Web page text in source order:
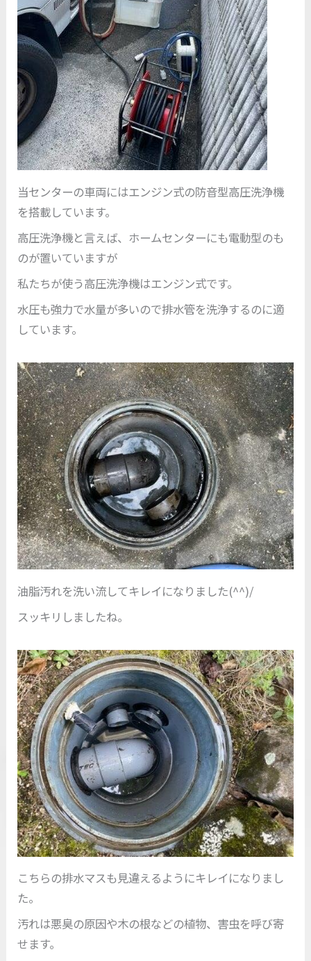
当センターの車両にはエンジン式の防音型高圧洗浄機
を搭載しています。
高圧洗浄機と言えば、ホームセンターにも電動型のも
のが置いていますが
私たちが使う高圧洗浄機はエンジン式です。
水圧も強力で水量が多いので排水管を洗浄するのに適
しています。
油脂汚れを洗い流してキレイになりました(^^)/
スッキリしましたね。
こちらの排水マスも見違えるようにキレイになりまし
た。
汚れは悪臭の原因や木の根などの植物、害虫を呼び寄
せます。